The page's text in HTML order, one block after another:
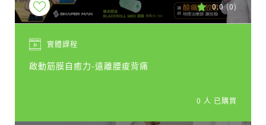
0.0 (0)
實體課程
啟動筋膜自癒力-遠離腰痠背痛
0 人 已購買